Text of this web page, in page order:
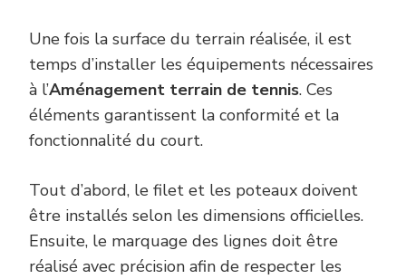
Une fois la surface du terrain réalisée, il est
temps d’installer les équipements nécessaires
à l’Aménagement terrain de tennis. Ces
éléments garantissent la conformité et la
fonctionnalité du court.
Tout d’abord, le filet et les poteaux doivent
être installés selon les dimensions officielles.
Ensuite, le marquage des lignes doit être
réalisé avec précision afin de respecter les